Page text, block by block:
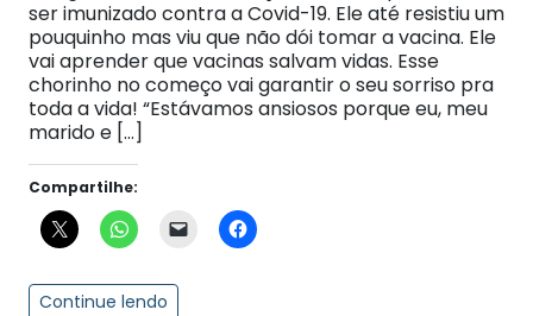
ser imunizado contra a Covid-19. Ele até resistiu um
pouquinho mas viu que não dói tomar a vacina. Ele
vai aprender que vacinas salvam vidas. Esse
chorinho no começo vai garantir o seu sorriso pra
toda a vida! “Estávamos ansiosos porque eu, meu
marido e […]
Compartilhe:
Continue lendo